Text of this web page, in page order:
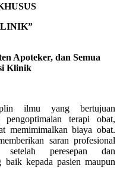
Apoteker, dan Semua
Klinik
ilmu yang bertujuan
terapi obat,
memimimalkan biaya obat.
saran profesional
peresepan dan
baik kepada pasien maupun